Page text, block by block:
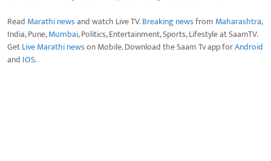
Read Marathi newsand watch Live TV.Breaking newsfrom Maharashtra,
India, Pune,Mumbai, Politics, Entertainment, Sports, Lifestyle at SaamTV.
GetLive Marathi newson Mobile. Download the Saam Tv app forAndroid
and IOS.